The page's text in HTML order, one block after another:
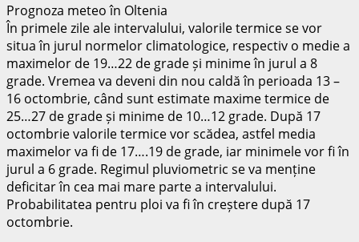
Prognoza meteo în Oltenia
În primele zile ale intervalului, valorile termice se vor
situa în jurul normelor climatologice, respectiv o medie a
maximelor de 19…22 de grade și minime în jurul a 8
grade. Vremea va deveni din nou caldă în perioada 13 –
16 octombrie, când sunt estimate maxime termice de
25…27 de grade și minime de 10…12 grade. După 17
octombrie valorile termice vor scădea, astfel media
maximelor va fi de 17….19 de grade, iar minimele vor fi în
jurul a 6 grade. Regimul pluviometric se va menține
deficitar în cea mai mare parte a intervalului.
Probabilitatea pentru ploi va fi în creștere după 17
octombrie.